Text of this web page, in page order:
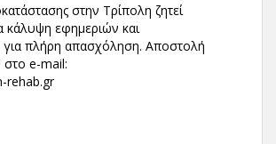
στην Τρίπολη ζητεί
κάλυψη εφημεριών και
πλήρη απασχόληση. Αποστολή
στο e-mail:
rehab.gr